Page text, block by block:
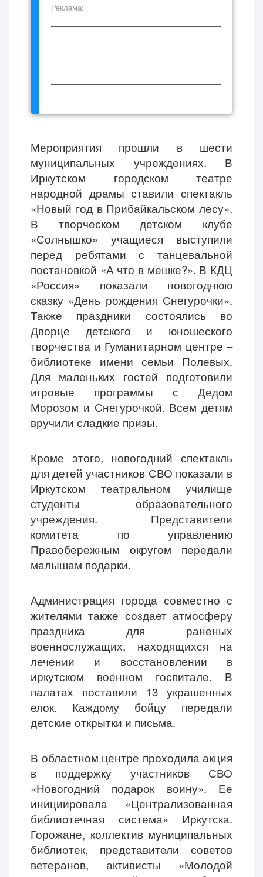
Реклама:
Мероприятия прошли в шести
муниципальных учреждениях. В
Иркутском городском театре
народной драмы ставили спектакль
«Новый год в Прибайкальском лесу».
В творческом детском клубе
«Солнышко» учащиеся выступили
перед ребятами с танцевальной
постановкой «А что в мешке?». В КДЦ
«Россия» показали новогоднюю
сказку «День рождения Снегурочки».
Также праздники состоялись во
Дворце детского и юношеского
творчества и Гуманитарном центре –
библиотеке имени семьи Полевых.
Для маленьких гостей подготовили
игровые программы с Дедом
Морозом и Снегурочкой. Всем детям
вручили сладкие призы.
Кроме этого, новогодний спектакль
для детей участников СВО показали в
Иркутском театральном училище
студенты образовательного
учреждения. Представители
комитета по управлению
Правобережным округом передали
малышам подарки.
Администрация города совместно с
жителями также создает атмосферу
праздника для раненых
военнослужащих, находящихся на
лечении и восстановлении в
иркутском военном госпитале. В
палатах поставили 13 украшенных
елок. Каждому бойцу передали
детские открытки и письма.
В областном центре проходила акция
в поддержку участников СВО
«Новогодний подарок воину». Ее
инициировала «Централизованная
библиотечная система» Иркутска.
Горожане, коллектив муниципальных
библиотек, представители советов
ветеранов, активисты «Молодой